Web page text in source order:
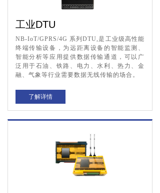
工业DTU
了解详情
NB-IoT/GPRS/4G 系列DTU,是工业级高性能
终端传输设备，为远距离设备的智能监测、
智能分析等应用提供数据传输通道，可以广
泛用于石油、铁路、电力、水利、热力、金
融、气象等行业需要数据无线传输的场合。